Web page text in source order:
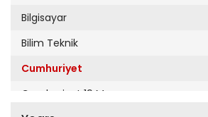
Bilgisayar
Bilim Teknik
Cumhuriyet
Cumhuriyet 19 Mayıs